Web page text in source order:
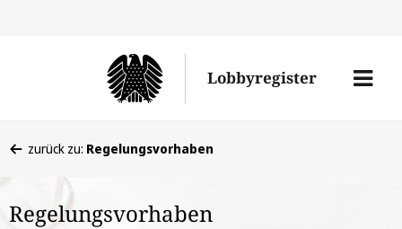
Lobbyregister
Menü
befinden
hier:
zurück zu: Regelungsvorhaben
Regelungsvorhaben